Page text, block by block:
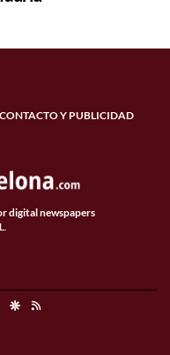
CONTACTO Y PUBLICIDAD
digital newspapers
Google Discover